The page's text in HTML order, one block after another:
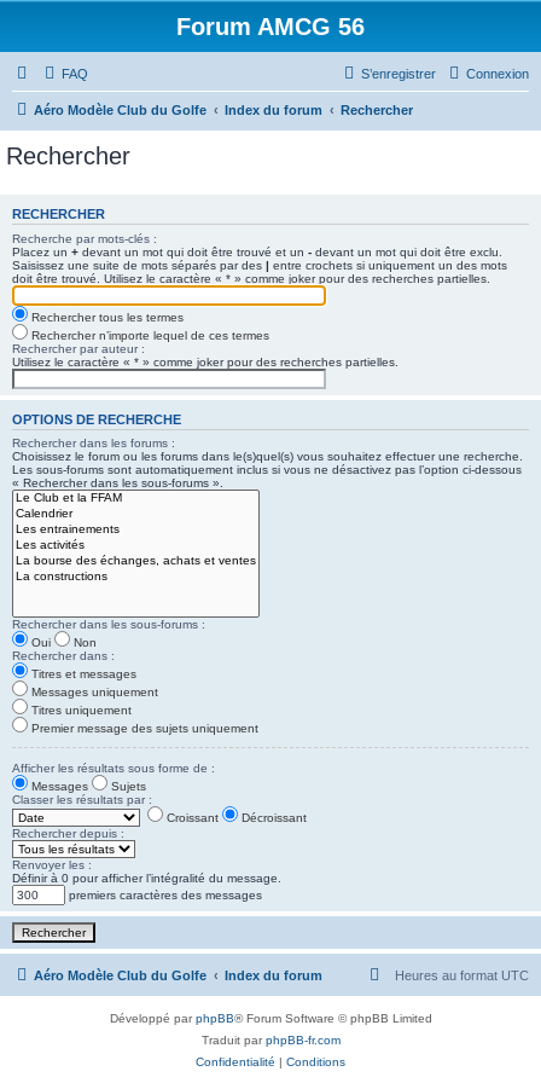
Forum AMCG 56
FAQ Connexion
S’enregistrer
Aéro Modèle Club du Golfe Index du forum Rechercher
Rechercher
RECHERCHER
Recherche par mots-clés :
Placez un + devant un mot qui doit être trouvé et un - devant un mot qui doit être exclu.
Saisissez une suite de mots séparés par des | entre crochets si uniquement un des mots
doit être trouvé. Utilisez le caractère « * » comme joker pour des recherches partielles.
Rechercher tous les termes
Rechercher n’importe lequel de ces termes
Rechercher par auteur :
Utilisez le caractère « * » comme joker pour des recherches partielles.
OPTIONS DE RECHERCHE
Rechercher dans les forums :
Choisissez le forum ou les forums dans le(s)quel(s) vous souhaitez effectuer une recherche.
Les sous-forums sont automatiquement inclus si vous ne désactivez pas l’option ci-dessous
« Rechercher dans les sous-forums ».
Rechercher dans les sous-forums :
Oui
Non
Rechercher dans :
Titres et messages
Messages uniquement
Titres uniquement
Premier message des sujets uniquement
Afficher les résultats sous forme de :
Messages
Sujets
Classer les résultats par :
Croissant
Décroissant
Rechercher depuis :
Renvoyer les :
Définir à 0 pour afficher l’intégralité du message.
premiers caractères des messages
Aéro Modèle Club du Golfe Index du forum Heures au format UTC
Développé parphpBB® Forum Software © phpBB Limited
Traduit parphpBB-fr.com
Confidentialité | Conditions